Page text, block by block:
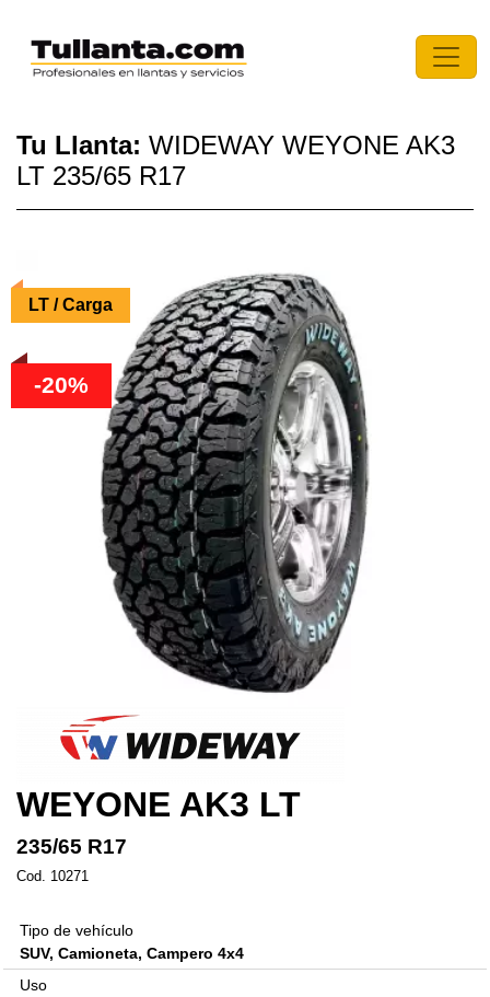
Tu Llanta: WIDEWAY WEYONE AK3
LT 235/65 R17
LT / Carga
-20%
WEYONE AK3 LT
235/65 R17
Cod. 10271
Tipo de vehículo
SUV, Camioneta, Campero 4x4
Uso